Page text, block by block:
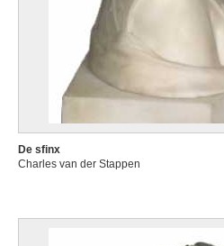
De sfinx
Charles van der Stappen